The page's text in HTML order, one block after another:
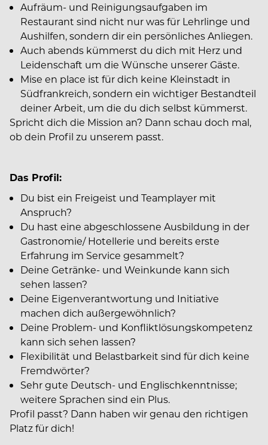
Aufräum- und Reinigungsaufgaben im
Restaurant sind nicht nur was für Lehrlinge und
Aushilfen, sondern dir ein persönliches Anliegen.
Auch abends kümmerst du dich mit Herz und
Leidenschaft um die Wünsche unserer Gäste.
Mise en place ist für dich keine Kleinstadt in
Südfrankreich, sondern ein wichtiger Bestandteil
deiner Arbeit, um die du dich selbst kümmerst.
Spricht dich die Mission an? Dann schau doch mal,
ob dein Profil zu unserem passt.
Das Profil:
Du bist ein Freigeist und Teamplayer mit
Anspruch?
Du hast eine abgeschlossene Ausbildung in der
Gastronomie/ Hotellerie und bereits erste
Erfahrung im Service gesammelt?
Deine Getränke- und Weinkunde kann sich
sehen lassen?
Deine Eigenverantwortung und Initiative
machen dich außergewöhnlich?
Deine Problem- und Konfliktlösungskompetenz
kann sich sehen lassen?
Flexibilität und Belastbarkeit sind für dich keine
Fremdwörter?
Sehr gute Deutsch- und Englischkenntnisse;
weitere Sprachen sind ein Plus.
Profil passt? Dann haben wir genau den richtigen
Platz für dich!